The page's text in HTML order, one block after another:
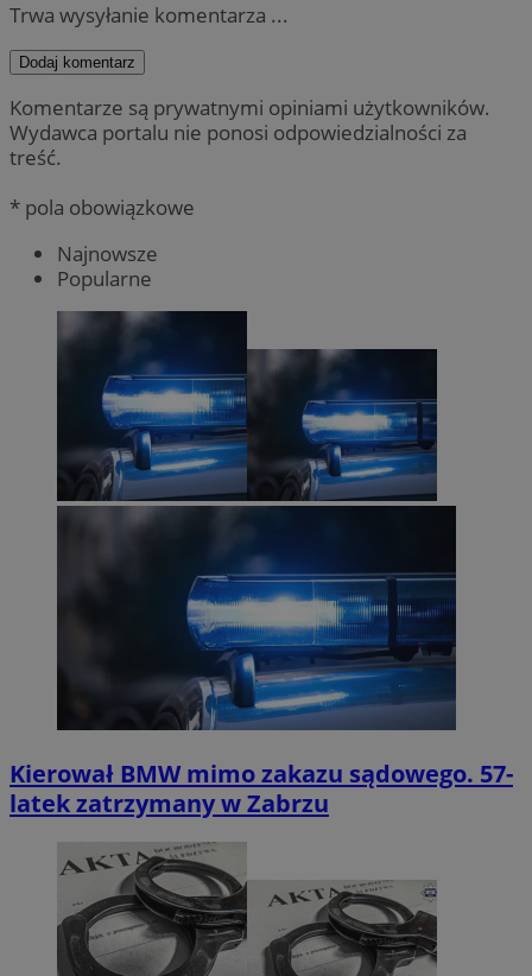
Trwa wysyłanie komentarza ...
Dodaj komentarz
Komentarze są prywatnymi opiniami użytkowników.
Wydawca portalu nie ponosi odpowiedzialności za
treść.
* pola obowiązkowe
Najnowsze
Popularne
Kierował BMW mimo zakazu sądowego. 57-
latek zatrzymany w Zabrzu